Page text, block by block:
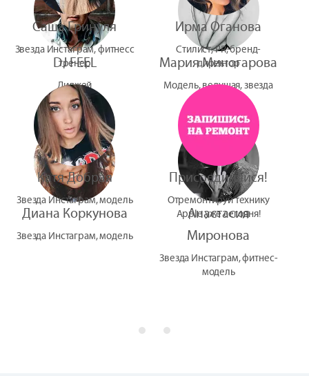
DJ FEEL
Диджей
Мария Миногарова
Модель, ведущая, звезда
Диана Коркунова
Звезда Инстаграм, модель
Анастасия
Миронова
Звезда Инстаграм, фитнес-
модель
Саша Гринуля
Звезда Инстаграм, фитнесс
тренер
Ирма Оганова
Стилист, PR, бренд-
директор
Катя Добрая
Звезда Инстаграм, модель
Присоединяйся!
Отремонтируй технику
Apple уже сегодня!